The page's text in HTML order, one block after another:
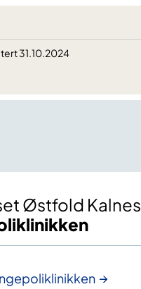
31.10.2024
Østfold Kalnes